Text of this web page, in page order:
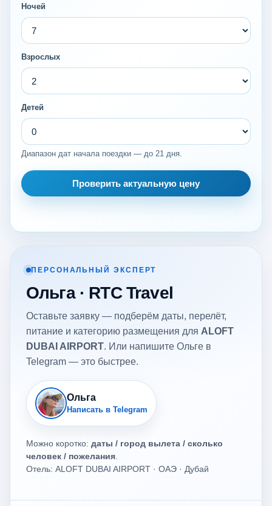
Ночей
Взрослых
Детей
Диапазон дат начала поездки — до 21 дня.
Проверить актуальную цену
ПЕРСОНАЛЬНЫЙ ЭКСПЕРТ
Ольга · RTC Travel
Оставьте заявку — подберём даты, перелёт,
питание и категорию размещения для ALOFT
DUBAI AIRPORT. Или напишите Ольге в
Telegram — это быстрее.
Ольга
Написать в Telegram
Можно коротко: даты / город вылета / сколько
человек / пожелания
Отель: ALOFT DUBAI AIRPORT · ОАЭ · Дубай